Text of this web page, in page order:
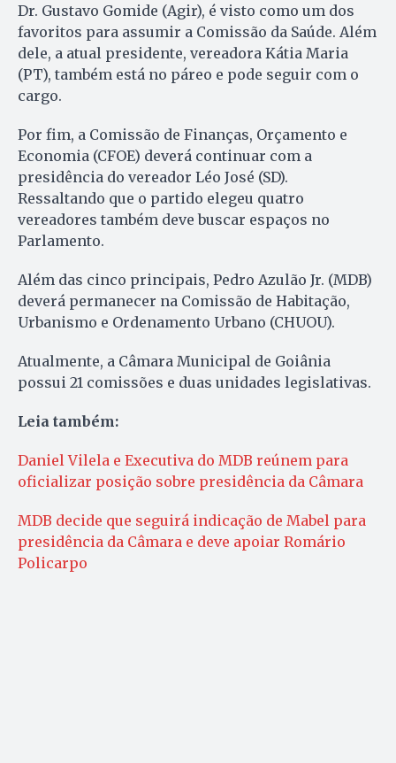
Dr. Gustavo Gomide (Agir), é visto como um dos
favoritos para assumir a Comissão da Saúde. Além
dele, a atual presidente, vereadora Kátia Maria
(PT), também está no páreo e pode seguir com o
cargo.
Por fim, a Comissão de Finanças, Orçamento e
Economia (CFOE) deverá continuar com a
presidência do vereador Léo José (SD).
Ressaltando que o partido elegeu quatro
vereadores também deve buscar espaços no
Parlamento.
Além das cinco principais, Pedro Azulão Jr. (MDB)
deverá permanecer na Comissão de Habitação,
Urbanismo e Ordenamento Urbano (CHUOU).
Atualmente, a Câmara Municipal de Goiânia
possui 21 comissões e duas unidades legislativas.
Leia também:
Daniel Vilela e Executiva do MDB reúnem para
oficializar posição sobre presidência da Câmara
MDB decide que seguirá indicação de Mabel para
presidência da Câmara e deve apoiar Romário
Policarpo